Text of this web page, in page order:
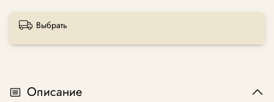
Выбрать
Описание